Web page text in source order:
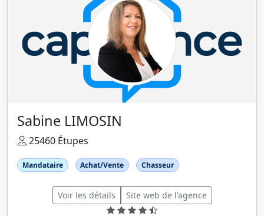
Sabine LIMOSIN
25460 Étupes
Mandataire Achat/Vente Chasseur
Voir les détails Site web de l'agence